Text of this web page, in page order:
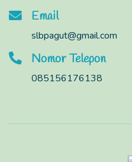
Email
slbpagut@gmail.com
Nomor Telepon
085156176138